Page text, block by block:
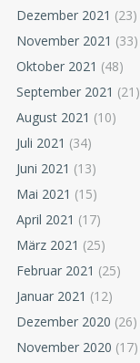
Dezember 2021 (23)
November 2021 (33)
Oktober 2021 (48)
September 2021 (21)
August 2021 (10)
Juli 2021 (34)
Juni 2021 (13)
Mai 2021 (15)
April 2021 (17)
März 2021 (25)
Februar 2021 (25)
Januar 2021 (12)
Dezember 2020 (26)
November 2020 (17)